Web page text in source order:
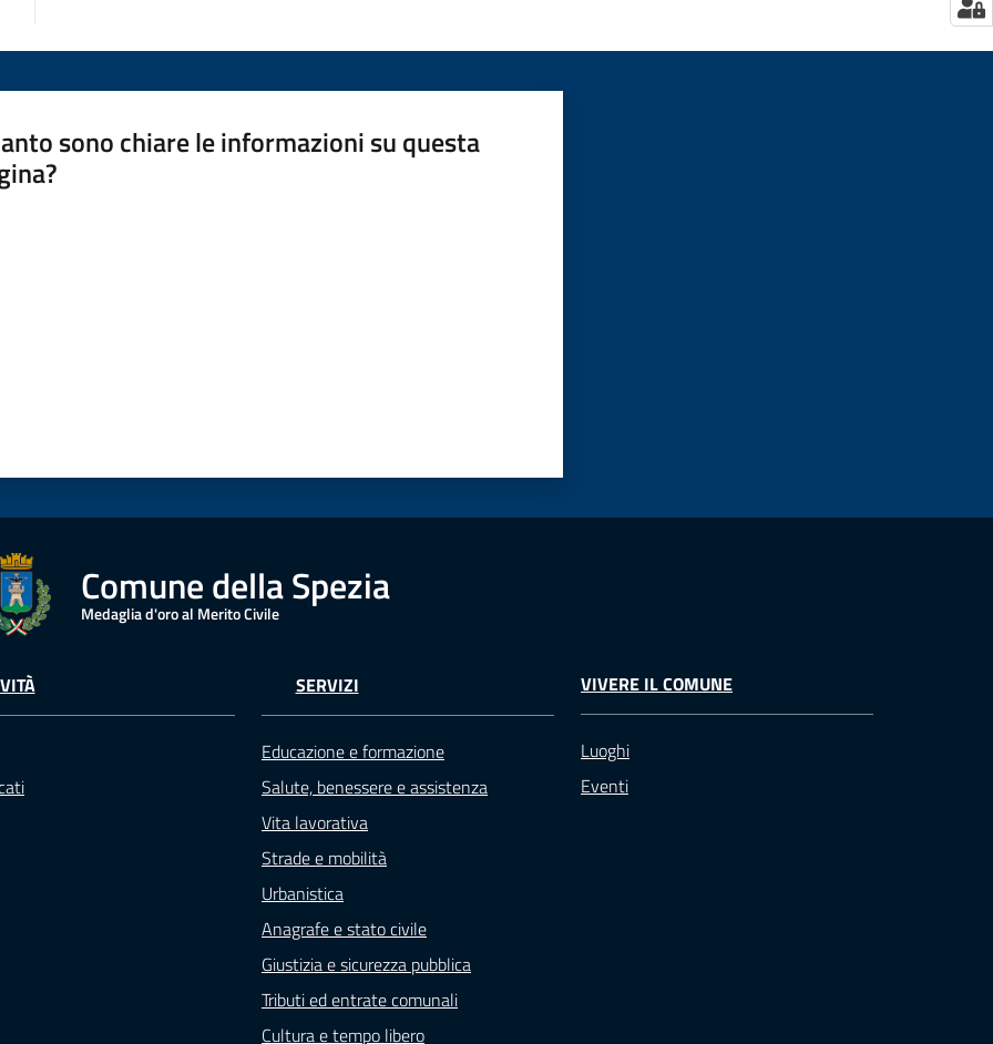
sono chiare le informazioni su questa
Comune della Spezia
Medaglia d'oro al Merito Civile
SERVIZI
Educazione e formazione
Salute, benessere e assistenza
Vita lavorativa
Strade e mobilità
Urbanistica
Anagrafe e stato civile
Giustizia e sicurezza pubblica
Tributi ed entrate comunali
Cultura e tempo libero
VIVERE IL COMUNE
Luoghi
Eventi